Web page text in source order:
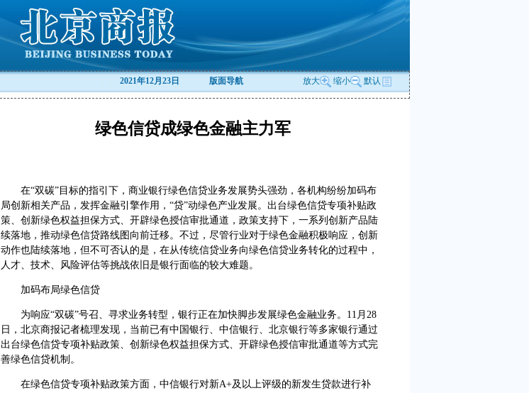
2021年12月23日 版面导航 放大 缩小 默认
绿色信贷成绿色金融主力军
在“双碳”目标的指引下，商业银行绿色信贷业务发展势头强劲，各机构纷纷加码布
局创新相关产品，发挥金融引擎作用，“贷”动绿色产业发展。出台绿色信贷专项补贴政
策、创新绿色权益担保方式、开辟绿色授信审批通道，政策支持下，一系列创新产品陆
续落地，推动绿色信贷路线图向前迁移。不过，尽管行业对于绿色金融积极响应，创新
动作也陆续落地，但不可否认的是，在从传统信贷业务向绿色信贷业务转化的过程中，
人才、技术、风险评估等挑战依旧是银行面临的较大难题。
加码布局绿色信贷
为响应“双碳”号召、寻求业务转型，银行正在加快脚步发展绿色金融业务。11月28
日，北京商报记者梳理发现，当前已有中国银行、中信银行、北京银行等多家银行通过
出台绿色信贷专项补贴政策、创新绿色权益担保方式、开辟绿色授信审批通道等方式完
善绿色信贷机制。
在绿色信贷专项补贴政策方面，中信银行对新A+及以上评级的新发生贷款进行补